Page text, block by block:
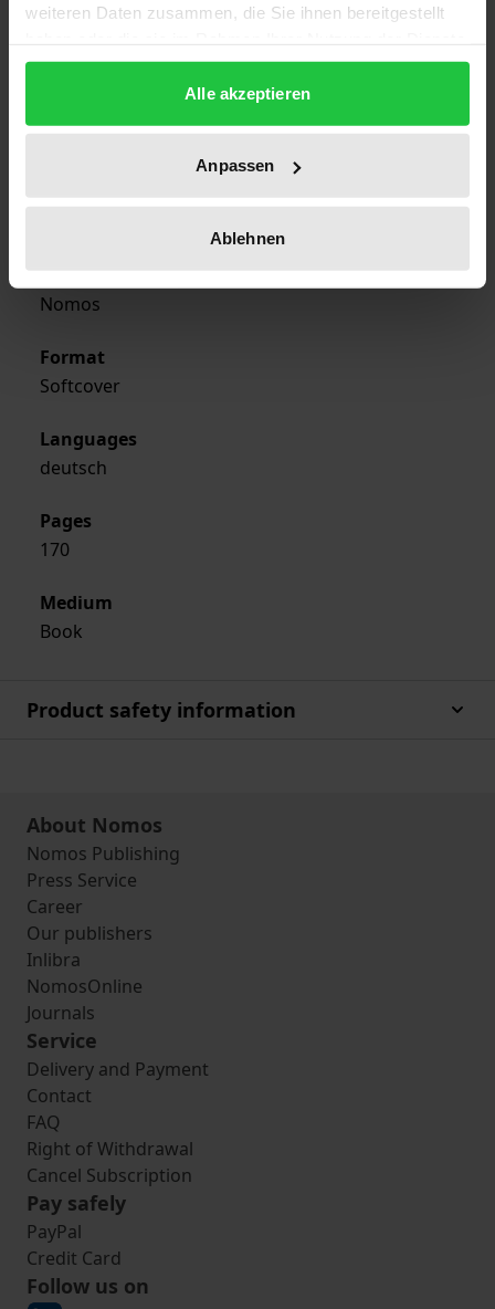
weiteren Daten zusammen, die Sie ihnen bereitgestellt
gesammelt haben.
Alle akzeptieren
Anpassen
Ablehnen
978-3-7890-2311-8
Aug 6, 1991
Year of Publication
Publisher
Nomos
Format
Softcover
Languages
deutsch
Pages
170
Medium
Book
Product safety information
About Nomos
Nomos Publishing
Press Service
Career
Our publishers
Inlibra
NomosOnline
Journals
Service
Delivery and Payment
Contact
FAQ
Right of Withdrawal
Cancel Subscription
Pay safely
PayPal
Credit Card
Follow us on